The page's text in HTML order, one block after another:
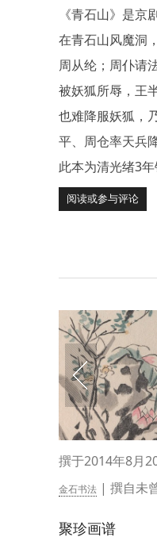
《青石山》是京
在青石山风魔洞
周从纶；周仆请
被妖狐所辱，王
也难降服妖狐，
平、周仓率天兵
此本为清光绪3年
阅读或参与评论
撰于2014年8月
金石书法 | 撰自未
聚珍画谱